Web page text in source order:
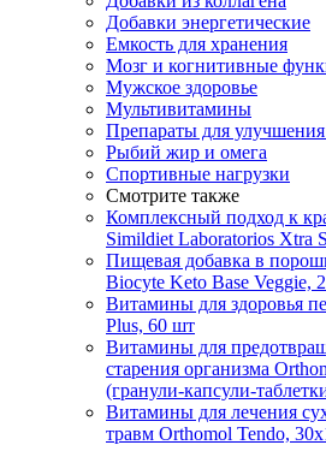
Добавки энергетические
Емкость для хранения
Мозг и когнитивные
Мужское здоровье
Мультивитамины
Препараты для улучшения
Рыбий жир и омега
Спортивные нагрузки
Смотрите также
Комплексный подход к
Simildiet Laboratorios Xtra
Пищевая добавка в
Biocyte Keto Base Veggie,
Витамины для здоровья
Plus, 60 шт
Витамины для
старения организма
(гранули-капсули-
Витамины для лечения
травм Orthomol Tendo,